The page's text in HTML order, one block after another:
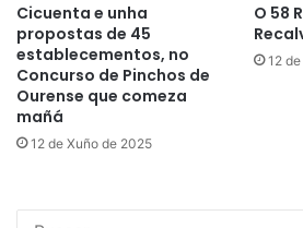
Cicuenta e unha
propostas de 45
establecementos, no
Concurso de Pinchos de
Ourense que comeza
mañá
12 de Xuño de 2025
O 58
12